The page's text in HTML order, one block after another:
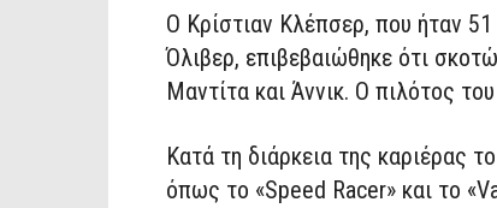
Ο Kρίστιαν Κλέπσερ, που ήταν 51
Όλιβερ, επιβεβαιώθηκε ότι
Μαντίτα και Άννικ. Ο πιλότος
Κατά τη διάρκεια της καριέρας
όπως το «Speed Racer» και το